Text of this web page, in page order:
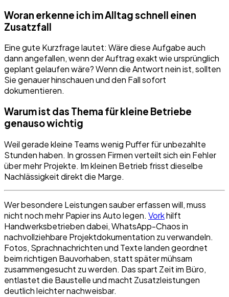
Woran erkenne ich im Alltag schnell einen
Zusatzfall
Eine gute Kurzfrage lautet: Wäre diese Aufgabe auch
dann angefallen, wenn der Auftrag exakt wie ursprünglich
geplant gelaufen wäre? Wenn die Antwort nein ist, sollten
Sie genauer hinschauen und den Fall sofort
dokumentieren.
Warum ist das Thema für kleine Betriebe
genauso wichtig
Weil gerade kleine Teams wenig Puffer für unbezahlte
Stunden haben. In grossen Firmen verteilt sich ein Fehler
über mehr Projekte. Im kleinen Betrieb frisst dieselbe
Nachlässigkeit direkt die Marge.
Wer besondere Leistungen sauber erfassen will, muss
nicht noch mehr Papier ins Auto legen. Vorkhilft
Handwerksbetrieben dabei, WhatsApp-Chaos in
nachvollziehbare Projektdokumentation zu verwandeln.
Fotos, Sprachnachrichten und Texte landen geordnet
beim richtigen Bauvorhaben, statt später mühsam
zusammengesucht zu werden. Das spart Zeit im Büro,
entlastet die Baustelle und macht Zusatzleistungen
deutlich leichter nachweisbar.